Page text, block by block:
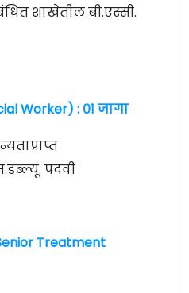
शाखेतील बी.एस्सी.
Worker) : ०१ जागा
पदवी
Treatment